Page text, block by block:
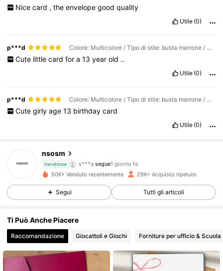
Nice card , the envelope good quality
Utile (0)
p***d Colore: Multicolore / Tipo di stile: busta marrone / Misure: (12x17 cm)/(4,72x6,7 pollici)
Cute little card for a 13 year old ..
Utile (0)
p***d Colore: Multicolore / Tipo di stile: busta marrone / Misure: (12x17 cm)/(4,72x6,7 pollici)
Cute girly age 13 birthday card
Utile (0)
nsosm
Venditore
k***4 sta navigando
4.93 652 Follower
4.93 652 Follower
50K+ Venduto recentemente 29K+ Acquisto ripetuto
Segui Tutti gli articoli
Ti Può Anche Piacere
Raccomandazione Giocattoli e Giochi Forniture per ufficio & Scuola